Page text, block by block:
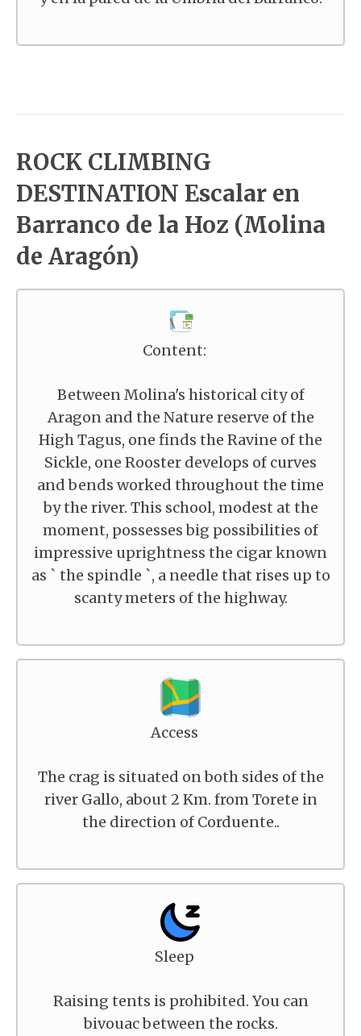
ROCK CLIMBING
DESTINATION Escalar en
Barranco de la Hoz (Molina
de Aragón)
Content:
Between Molina's historical city of
Aragon and the Nature reserve of the
High Tagus, one finds the Ravine of the
Sickle, one Rooster develops of curves
and bends worked throughout the time
by the river. This school, modest at the
moment, possesses big possibilities of
impressive uprightness the cigar known
as ` the spindle `, a needle that rises up to
scanty meters of the highway.
Access
The crag is situated on both sides of the
river Gallo, about 2 Km. from Torete in
the direction of Corduente..
Sleep
Raising tents is prohibited. You can
bivouac between the rocks.